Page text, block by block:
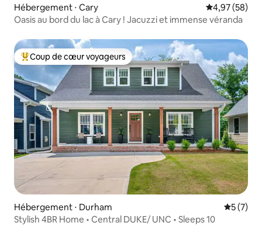
Hébergement ⋅ Cary Évaluation
4,97 (58)
Oasis au bord du lac à Cary ! Jacuzzi et immense véranda
Coups de cœur voyageurs les plus appréciés
Coup de cœur voyageurs
Hébergement ⋅ Durham
5 (7)
Stylish 4BR Home • Central DUKE/ UNC • Sleeps 10